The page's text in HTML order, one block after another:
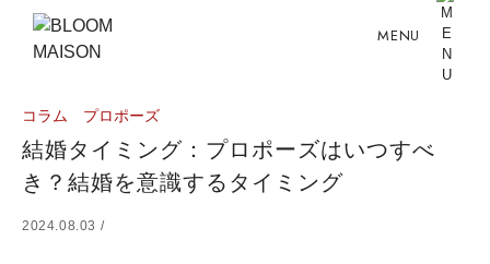
MENU
コラム プロポーズ
結婚タイミング：プロポーズはいつすべ
き？結婚を意識するタイミング
2024.08.03 /